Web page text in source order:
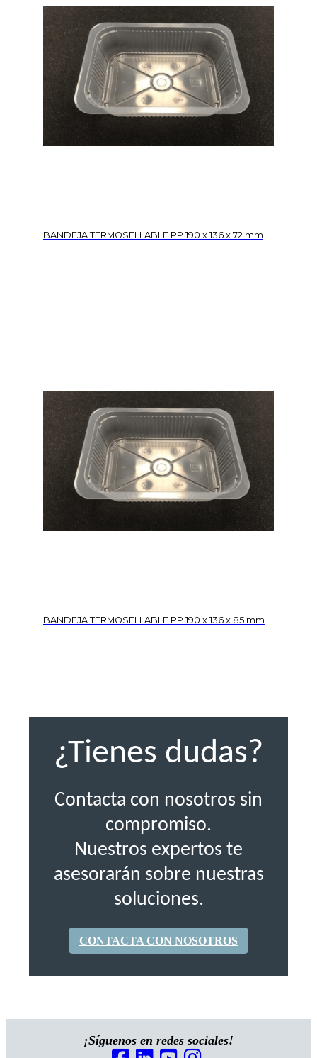
BANDEJA TERMOSELLABLE PP 190 x 136 x 72 mm
BANDEJA TERMOSELLABLE PP 190 x 136 x 85 mm
¿Tienes dudas?
Contacta con nosotros sin
compromiso.
Nuestros expertos te
asesorarán sobre nuestras
soluciones.
CONTACTA CON NOSOTROS
¡Síguenos en redes sociales!